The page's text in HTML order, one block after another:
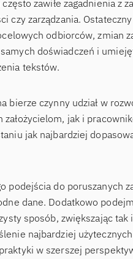
zawiłe zagadnienia z
czy zarządzania.
odbiorców, zmian
doświadczeń i
tekstów.
bierze czynny udział w
założycielom, jak i
jak najbardziej
podejścia do poruszanych
dane. Dodatkowo
sposób, zwiększając tak
najbardziej
w szerszej